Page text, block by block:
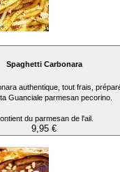
Spaghetti Carbonara
authentique, tout frais,
Guanciale parmesan pecorino.
du parmesan de l'ail.
9,95 €